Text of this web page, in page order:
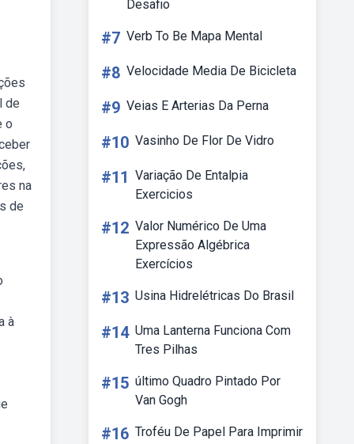
de
o
na
de
à
Desafio
#7 Verb To Be Mapa Mental
#8 Velocidade Media De Bicicleta
#9 Veias E Arterias Da Perna
#10 Vasinho De Flor De Vidro
#11 Variação De Entalpia
Exercicios
#12 Valor Numérico De Uma
Expressão Algébrica
Exercícios
#13 Usina Hidrelétricas Do Brasil
#14 Uma Lanterna Funciona Com
Tres Pilhas
#15 último Quadro Pintado Por
Van Gogh
#16 Troféu De Papel Para Imprimir